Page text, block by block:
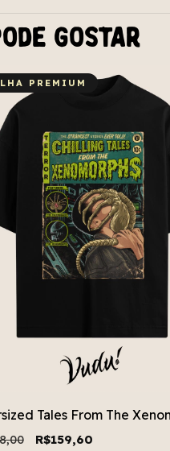
gostar
PREMIUM
Tales From The
R$159,60